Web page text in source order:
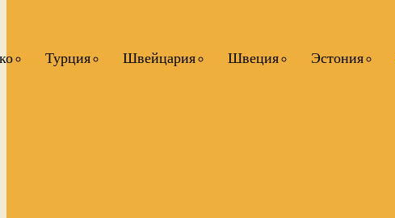
Турция Швейцария Швеция Эстония